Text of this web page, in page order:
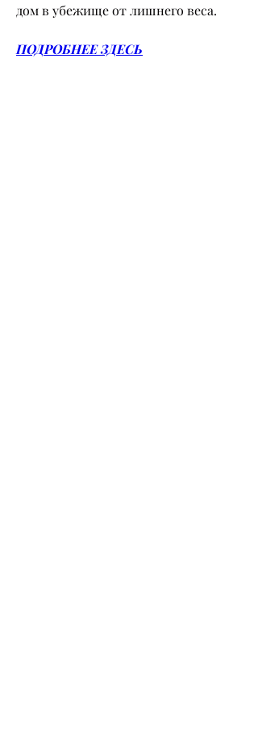
дом в убежище от лишнего веса.
ПОДРОБНЕЕ ЗДЕСЬ